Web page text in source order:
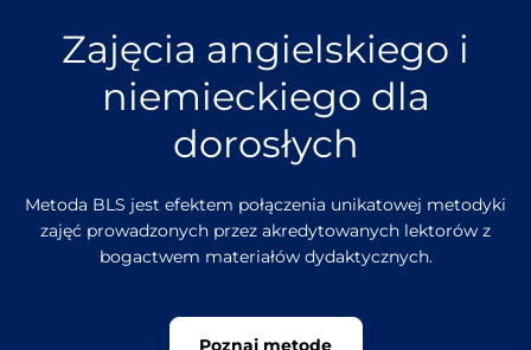
Zajęcia angielskiego i
niemieckiego dla
dorosłych
Metoda BLS jest efektem połączenia unikatowej metodyki
zajęć prowadzonych przez akredytowanych lektorów z
bogactwem materiałów dydaktycznych.
Poznaj metodę